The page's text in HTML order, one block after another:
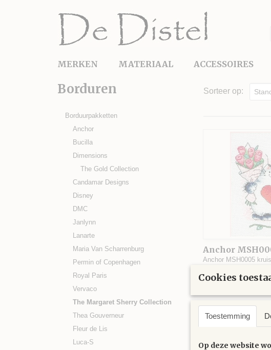
MERKEN MATERIAAL ACCESSOIRES
Borduren
Borduurpakketten
Anchor
Bucilla
Dimensions
The Gold Collection
Candamar Designs
Disney
DMC
Janlynn
Lanarte
Maria Van Scharrenburg
Permin of Copenhagen
Royal Paris
Vervaco
The Margaret Sherry Collection
Thea Gouverneur
Fleur de Lis
Luca-S
Sorteer op:
Anchor
Anchor MSH0005
Cookies
Toestemming
Op deze website